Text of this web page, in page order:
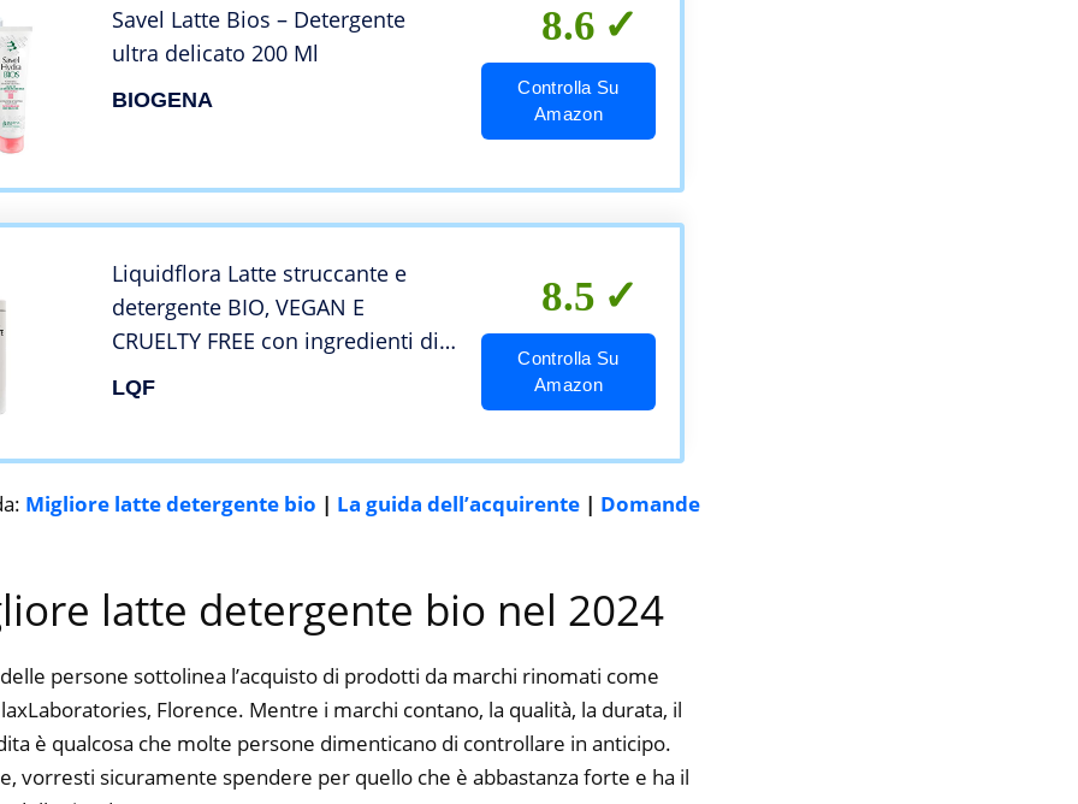
Savel Latte Bios – Detergente
ultra delicato 200 Ml
BIOGENA
8.6
Controlla Su
Amazon
Liquidflora Latte struccante e
detergente BIO, VEGAN E
CRUELTY FREE con ingredienti di
origine vegetale Bio.Ideale per
viso, occhi, collo e décolleté.
LQF
8.5
Controlla Su
Amazon
Migliore latte detergente bio | La guida dell’acquirente | Domande
latte detergente bio nel 2024
persone sottolinea l’acquisto di prodotti da marchi rinomati come
Florence. Mentre i marchi contano, la qualità, la durata, il
è qualcosa che molte persone dimenticano di controllare in anticipo.
vorresti sicuramente spendere per quello che è abbastanza forte e ha il